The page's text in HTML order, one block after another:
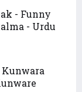
- Funny
- Urdu